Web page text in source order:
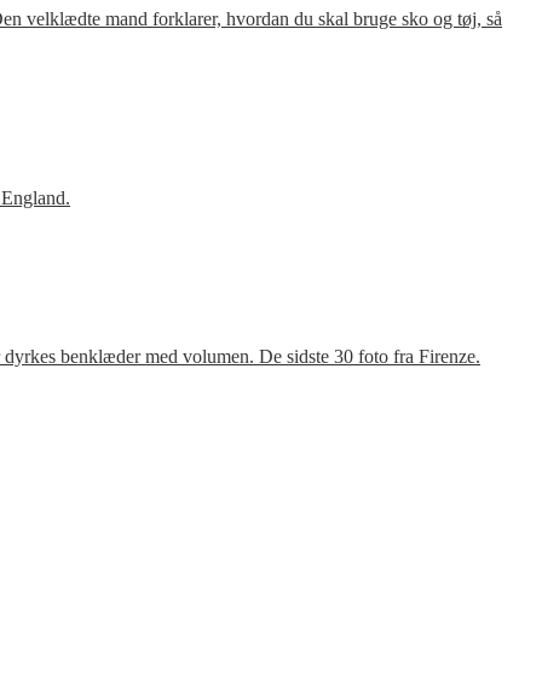
velklædte mand forklarer, hvordan du skal bruge sko og tøj, så
benklæder med volumen. De sidste 30 foto fra Firenze.